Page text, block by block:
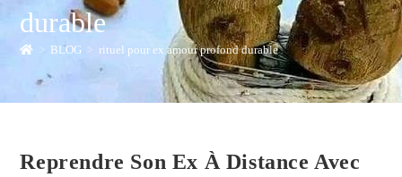
durable
> BLOG > rituel pour ex amour profond durable
Reprendre Son Ex À Distance Avec